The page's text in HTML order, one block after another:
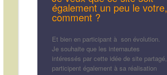
également un peu le votre,
comment ?
Et bien en participant à son évolution.
Je souhaite que les internautes
intéressés par cette idée de site partagé,
participent également à sa réalisation